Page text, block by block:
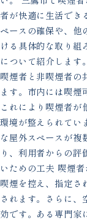
者が快適に生活でき
ペースの確保や、他
ける具体的な取り組
について紹介します
喫煙者と非喫煙者の
ます。市内には喫煙
これにより喫煙者が
環境が整えられてい
な屋外スペースが複
り、利用者からの
いための工夫 喫煙
喫煙を控え、指定さ
されます。さらに、
効です。ある専門家